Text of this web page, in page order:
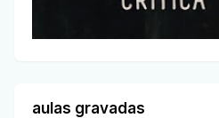
aulas gravadas